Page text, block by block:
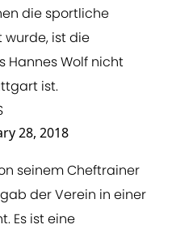
die sportliche
wurde, ist die
Hannes Wolf nicht
ist.
28, 2018
seinem Cheftrainer
der Verein in einer
Es ist eine